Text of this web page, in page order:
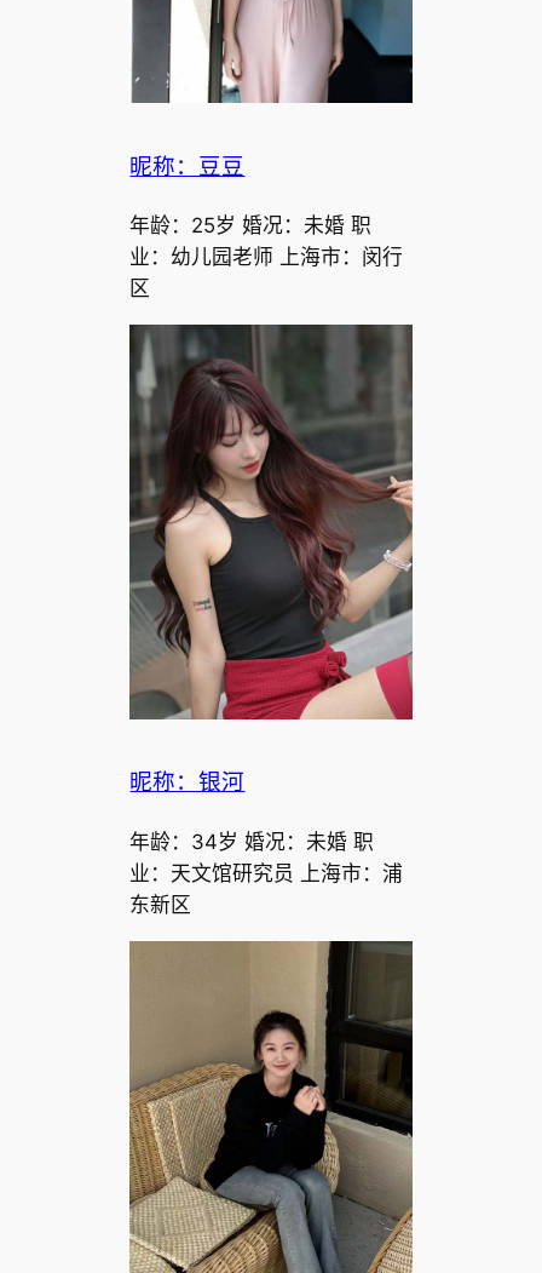
昵称：豆豆
年龄：25岁 婚况：未婚 职
业：幼儿园老师 上海市：闵行
区
昵称：银河
年龄：34岁 婚况：未婚 职
业：天文馆研究员 上海市：浦
东新区